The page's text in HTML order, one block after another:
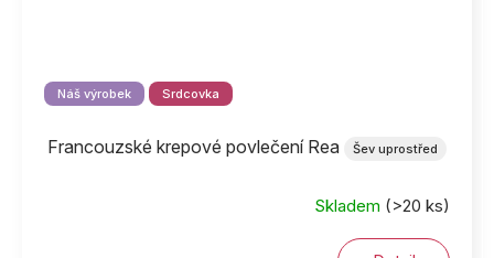
Náš výrobek Srdcovka
Francouzské krepové povlečení Rea Šev uprostřed
Skladem (>20 ks)